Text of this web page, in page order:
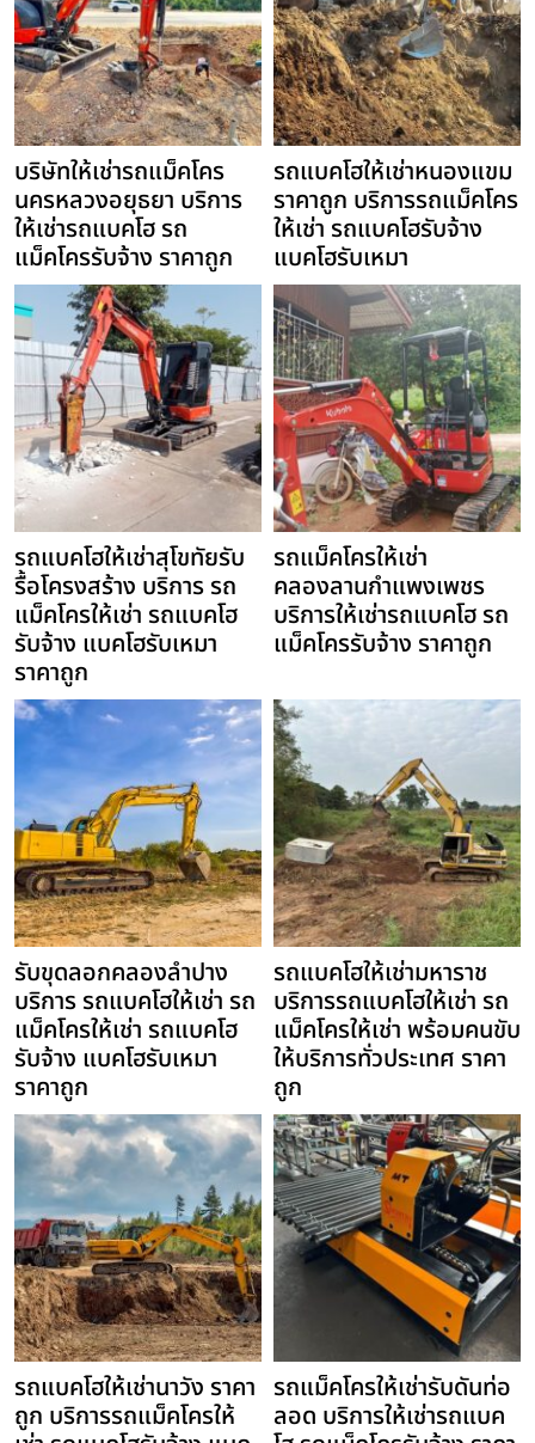
บริษัทให้เช่ารถแม็คโคร
นครหลวงอยุธยา บริการ
ให้เช่ารถแบคโฮ รถ
แม็คโครรับจ้าง ราคาถูก
รถแบคโฮให้เช่าหนองแขม
ราคาถูก บริการรถแม็คโคร
ให้เช่า รถแบคโฮรับจ้าง
แบคโฮรับเหมา
รถแบคโฮให้เช่าสุโขทัยรับ
รื้อโครงสร้าง บริการ รถ
แม็คโครให้เช่า รถแบคโฮ
รับจ้าง แบคโฮรับเหมา
ราคาถูก
รถแม็คโครให้เช่า
คลองลานกำแพงเพชร
บริการให้เช่ารถแบคโฮ รถ
แม็คโครรับจ้าง ราคาถูก
รับขุดลอกคลองลำปาง
บริการ รถแบคโฮให้เช่า รถ
แม็คโครให้เช่า รถแบคโฮ
รับจ้าง แบคโฮรับเหมา
ราคาถูก
รถแบคโฮให้เช่ามหาราช
บริการรถแบคโฮให้เช่า รถ
แม็คโครให้เช่า พร้อมคนขับ
ให้บริการทั่วประเทศ ราคา
ถูก
รถแบคโฮให้เช่านาวัง ราคา
ถูก บริการรถแม็คโครให้
รถแม็คโครให้เช่ารับดันท่อ
ลอด บริการให้เช่ารถแบค